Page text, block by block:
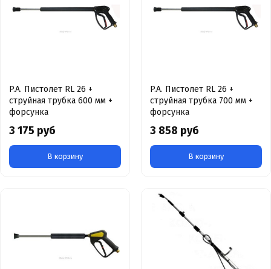
P.A. Пистолет RL 26 +
струйная трубка 600 мм +
форсунка
3 175 руб
В корзину
P.A. Пистолет RL 26 +
струйная трубка 700 мм +
форсунка
3 858 руб
В корзину